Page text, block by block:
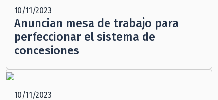
10/11/2023
Anuncian mesa de trabajo para
perfeccionar el sistema de
concesiones
10/11/2023